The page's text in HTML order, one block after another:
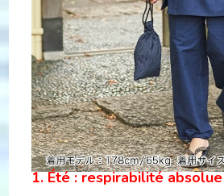
1. Été : respirabilité absolue